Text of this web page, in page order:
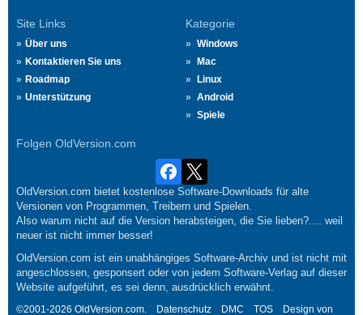
Site Links
Über uns
Kontaktieren Sie uns
Roadmap
Unterstützung
Kategorie
Windows
Mac
Linux
Android
Spiele
Folgen OldVersion.com
OldVersion.com bietet kostenlose Software-Downloads für alte
Versionen von Programmen, Treibern und Spielen.
Also warum nicht auf die Version herabsteigen, die Sie lieben?.... weil
neuer ist nicht immer besser!
OldVersion.com ist ein unabhängiges Software-Archiv und ist nicht mit
angeschlossen, gesponsert oder von jedem Software-Verlag auf dieser
Website aufgeführt, es sei denn, ausdrücklich erwähnt.
©2001-2026 OldVersion.com. Datenschutz DMC TOS Design von